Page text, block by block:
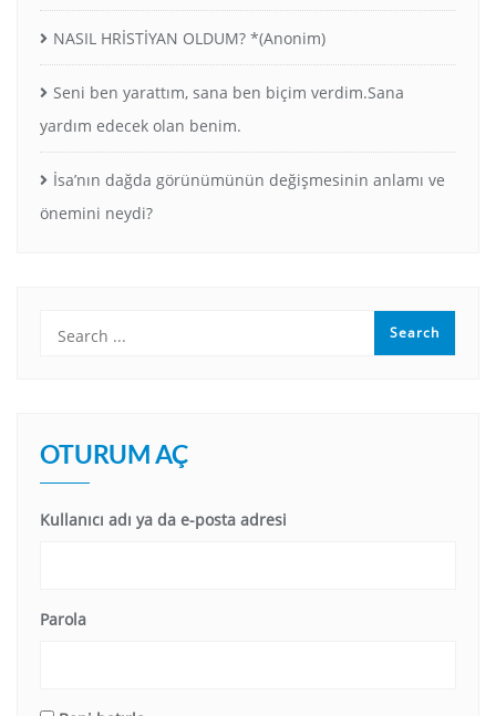
NASIL HRİSTİYAN OLDUM? *(Anonim)
Seni ben yarattım, sana ben biçim verdim.Sana
yardım edecek olan benim.
İsa’nın dağda görünümünün değişmesinin anlamı ve
önemini neydi?
OTURUM AÇ
Kullanıcı adı ya da e-posta adresi
Parola